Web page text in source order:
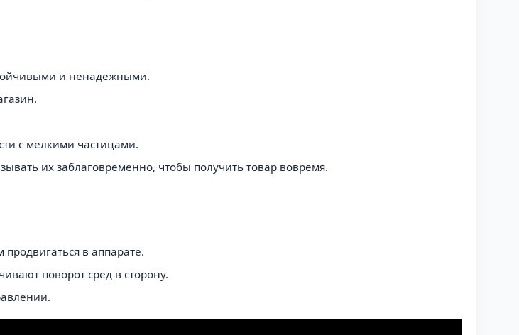
и ненадежными.
с мелкими частицами.
их заблаговременно, чтобы получить товар вовремя.
в аппарате.
поворот сред в сторону.